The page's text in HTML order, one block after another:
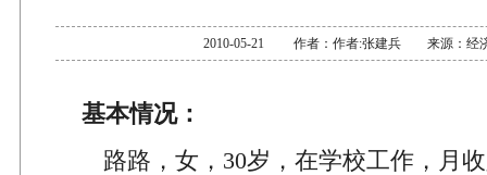
2010-05-21 作者：作者:张建兵 来源：经
基本情况：
路路，女，30岁，在学校工作，月收